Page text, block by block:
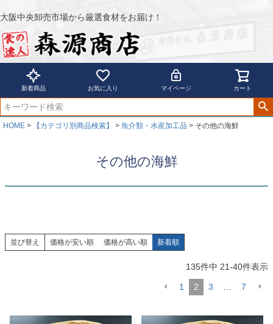
大阪中央卸売市場から厳選食材をお届け！
新着商品 お気に入り マイページ カート
HOME 【カテゴリ別商品検索】 魚介類・水産加工品 その他の海鮮
その他の海鮮
並び替え 価格が安い順 価格が高い順 新着順
135件中 21-40件表示
1 2 3 … 7